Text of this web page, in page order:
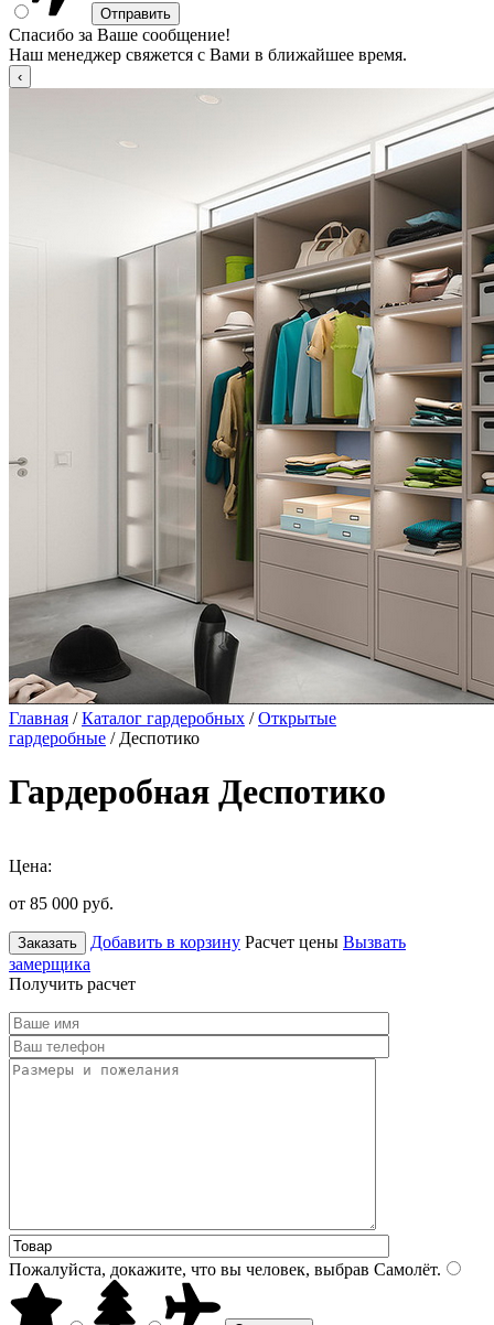
Спасибо за Ваше сообщение!
Наш менеджер свяжется с Вами в ближайшее время.
Главная /Каталог гардеробных /Открытые
гардеробные / Деспотико
Гардеробная Деспотико
Цена:
от 85 000 руб.
Заказать Добавить в корзину Расчет цены Вызвать
замерщика
Получить расчет
Пожалуйста, докажите, что вы человек, выбрав Самолёт.